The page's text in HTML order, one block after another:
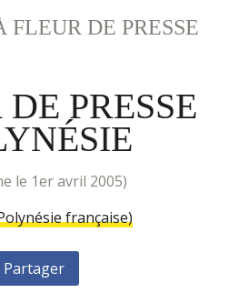
FLEUR DE PRESSE
PRESSE
le 1er avril 2005)
française)
Partager